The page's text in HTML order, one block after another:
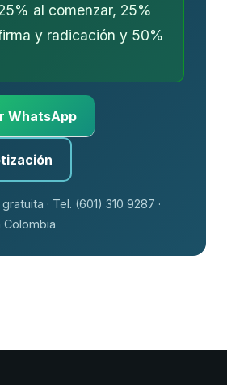
al comenzar, 25%
y radicación y 50%
WhatsApp
· Tel. (601) 310 9287 ·
Colombia